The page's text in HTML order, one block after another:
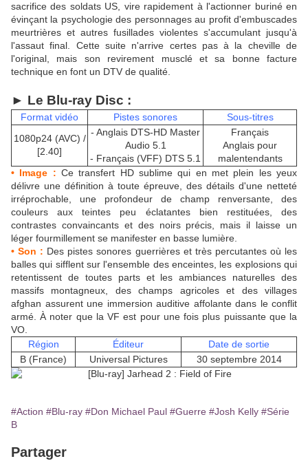
sacrifice des soldats US, vire rapidement à l'actionner buriné en
évinçant la psychologie des personnages au profit d'embuscades
meurtrières et autres fusillades violentes s'accumulant jusqu'à
l'assaut final. Cette suite n'arrive certes pas à la cheville de
l'original, mais son revirement musclé et sa bonne facture
technique en font un DTV de qualité.
► Le Blu-ray Disc :
Format vidéo Pistes sonores
Sous-titres
1080p24 (AVC) /
[2.40]
- Anglais DTS-HD Master
Audio 5.1
- Français (VFF) DTS 5.1
Français
Anglais pour
malentendants
• Image : Ce transfert HD sublime qui en met plein les yeux
délivre une définition à toute épreuve, des détails d'une netteté
irréprochable, une profondeur de champ renversante, des
couleurs aux teintes peu éclatantes bien restituées, des
contrastes convaincants et des noirs précis, mais il laisse un
léger fourmillement se manifester en basse lumière.
• Son : Des pistes sonores guerrières et très percutantes où les
balles qui sifflent sur l'ensemble des enceintes, les explosions qui
retentissent de toutes parts et les ambiances naturelles des
massifs montagneux, des champs agricoles et des villages
afghan assurent une immersion auditive affolante dans le conflit
armé. À noter que la VF est pour une fois plus puissante que la
VO.
Région
Éditeur
Date de sortie
B (France)
Universal Pictures 30 septembre 2014
#Action #Blu-ray #Don Michael Paul #Guerre #Josh Kelly #Série
B
Partager